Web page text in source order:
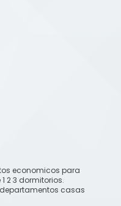
economicos para
2 3 dormitorios.
casas